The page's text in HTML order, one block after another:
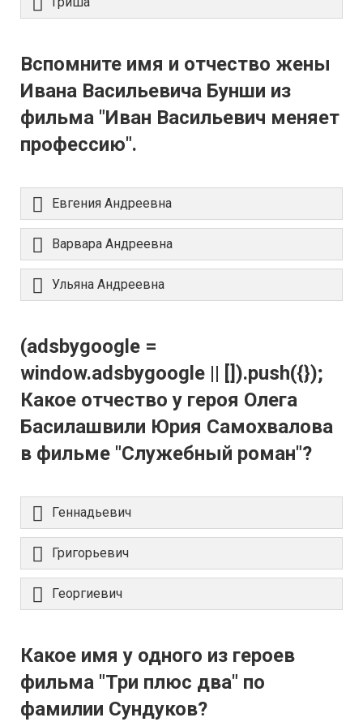
Вспомните имя и отчество жены
Ивана Васильевича Бунши из
фильма "Иван Васильевич меняет
профессию".
Евгения Андреевна
Варвара Андреевна
Ульяна Андреевна
(adsbygoogle =
window.adsbygoogle || []).push({});
Какое отчество у героя Олега
Басилашвили Юрия Самохвалова
в фильме "Служебный роман"?
Геннадьевич
Григорьевич
Георгиевич
Какое имя у одного из героев
фильма "Три плюс два" по
фамилии Сундуков?